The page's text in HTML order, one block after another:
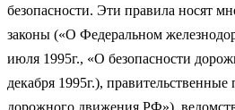
безопасности. Эти правила носят
законы («О Федеральном
июля 1995г., «О безопасности
декабря 1995г.),